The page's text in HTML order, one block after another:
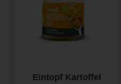
Eintopf Kartoffel